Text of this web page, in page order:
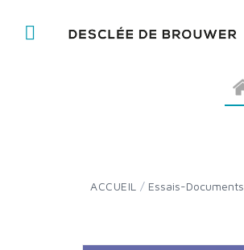
ACCUEIL / Essais-Documents